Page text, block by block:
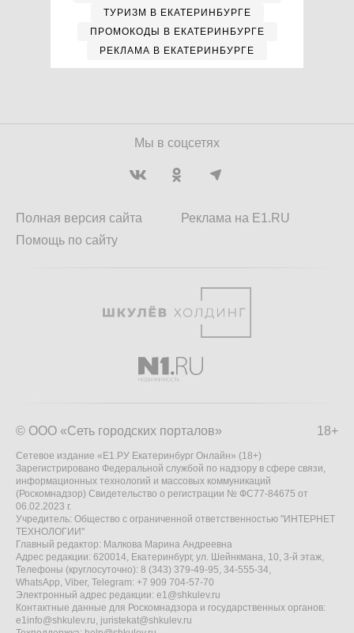
ТУРИЗМ В ЕКАТЕРИНБУРГЕ
ПРОМОКОДЫ В ЕКАТЕРИНБУРГЕ
РЕКЛАМА В ЕКАТЕРИНБУРГЕ
Мы в соцсетях
Полная версия сайта
Помощь по сайту
Реклама на E1.RU
18+
© ООО «Сеть городских порталов»
Сетевое издание «Е1.РУ Екатеринбург Онлайн» (18+)
Зарегистрировано Федеральной службой по надзору в сфере связи,
информационных технологий и массовых коммуникаций
(Роскомнадзор) Свидетельство о регистрации № ФС77-84675 от
06.02.2023 г.
Учредитель: Общество с ограниченной ответственностью "ИНТЕРНЕТ
ТЕХНОЛОГИИ"
Главный редактор: Малкова Марина Андреевна
Адрес редакции: 620014, Екатеринбург, ул. Шейнкмана, 10, 3-й этаж,
Телефоны (круглосуточно): 8 (343) 379-49-95, 34-555-34,
WhatsApp, Viber, Telegram: +7 909 704-57-70
Электронный адрес редакции: e1@shkulev.ru
Контактные данные для Роскомнадзора и государственных органов:
e1info@shkulev.ru, juristekat@shkulev.ru